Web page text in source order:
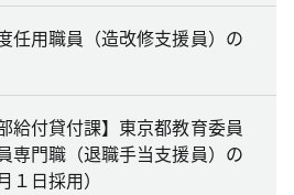
任用職員（造改修支援員）の
給付貸付課】東京都教育委員
専門職（退職手当支援員）の
日採用）